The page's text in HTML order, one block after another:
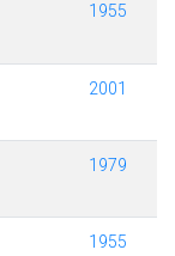
1955
2001
1979
1955